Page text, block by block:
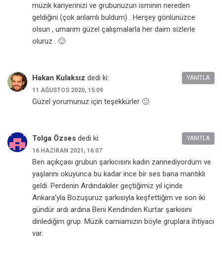
müzik kariyerinizi ve grubunuzun isminin nereden
geldiğini (çok anlamlı buldum) . Herşey gönlünüzce
olsun , umarım güzel çalışmalarla her daim sizlerle
oluruz . 🙂
Hakan Kulaksız dedi ki:
11 AĞUSTOS 2020, 15:09
Güzel yorumunuz için teşekkürler 🙂
YANITLA
Tolga Özses dedi ki:
16 HAZIRAN 2021, 16:07
Ben açıkçası grubun şarkıcısını kadın zannediyordum ve
yaşlarını okuyunca bu kadar ince bir ses bana mantıklı
geldi. Perdenin Ardındakiler geçtiğimiz yıl içinde
Ankara’yla Bozuşuruz şarkısıyla keşfettiğim ve son iki
gündür ardı ardına Beni Kendinden Kurtar şarkısını
dinlediğim grup. Müzik camiamızın böyle gruplara ihtiyacı
var.
YANITLA